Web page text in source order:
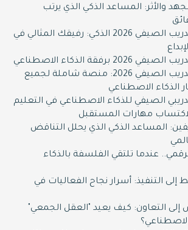
والأثر: المساعد الذكي الذي يرتب
معسكر التدريب الصيفي 2026 الذكي: رفيقك المثالي في
برفقة الذكاء الاصطناعي
معسكر التدريب الصيفي 2026: منصة شاملة لجميع
الذكاء الاصطناعي
الصيفي للذكاء الاصطناعي في التعليم
المساعد الذكي الذي يحلل التناقض
عندما تلتقي الفلسفة بالذكاء
التنفيذ: أسرار نجاح الفعاليات في
إلى التعاون: كيف يعيد "العقل الجمعي"